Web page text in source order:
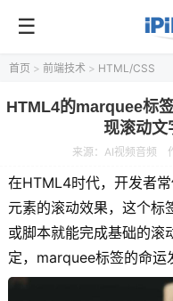
首页 > 前端技术 > HTML/CSS
HTML4的marquee标
现滚动文
来源： AI视频音频
在HTML4时代，开发者
元素的滚动效果，这个标
或脚本就能完成基础的滚
定，marquee标签的命运